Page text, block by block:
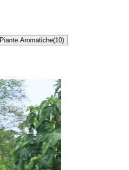
Piante Aromatiche(10)